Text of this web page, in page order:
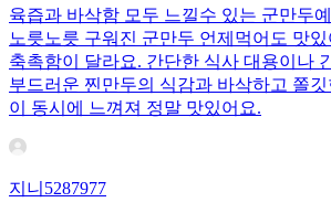
육즙과 바삭함 모두 느낄수 있는 군만두
노릇노릇 구워진 군만두 언제먹어도 맛
축촉함이 달라요. 간단한 식사 대용이나
부드러운 찐만두의 식감과 바삭하고 쫄
이 동시에 느껴져 정말 맛있어요.
지니5287977